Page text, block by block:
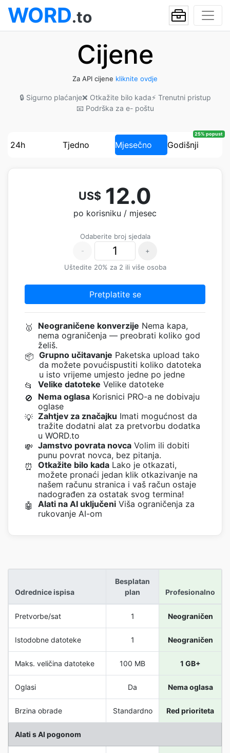
WORD.to
Cijene
Za API cijene kliknite ovdje
🔒 Sigurno plaćanje❌ Otkažite bilo kada⚡ Trenutni pristup
📧 Podrška za e- poštu
24h Tjedno Mjesečno Godišnji
25% popust
US$ 12.0
po korisniku / mjesec
Odaberite broj sjedala
-
+
Uštedite 20% za 2 ili više osoba
Pretplatite se
🥇 Neograničene konverzije Nema kapa,
nema ograničenja — preobrati koliko god
želiš.
📦 Grupno učitavanje Paketska upload tako
da možete povućispustiti koliko datoteka
u isto vrijeme umjesto jedne po jedne
📂
Velike datoteke Velike datoteke
🚫
Nema oglasa Korisnici PRO-a ne dobivaju
oglase
💡 Zahtjev za značajku Imati mogućnost da
tražite dodatni alat za pretvorbu dodatka
u WORD.to
💸 Jamstvo povrata novca Volim ili dobiti
punu povrat novca, bez pitanja.
⏰
Otkažite bilo kada Lako je otkazati,
možete pronaći jedan klik otkazivanje na
našem računu stranica i vaš račun ostaje
nadograđen za ostatak svog termina!
🤖
Alati na AI uključeni Viša ograničenja za
rukovanje AI-om
Odrednice ispisa
Besplatan
plan
Profesionalno
Pretvorbe/sat 1 Neograničen
Istodobne datoteke 1 Neograničen
Maks. veličina datoteke 100 MB 1 GB+
Oglasi Da Nema oglasa
Brzina obrade Standardno Red prioriteta
Alati s AI pogonom